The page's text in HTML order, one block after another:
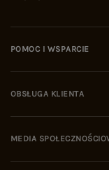
POMOC I WSPARCIE
OBSŁUGA KLIENTA
MEDIA